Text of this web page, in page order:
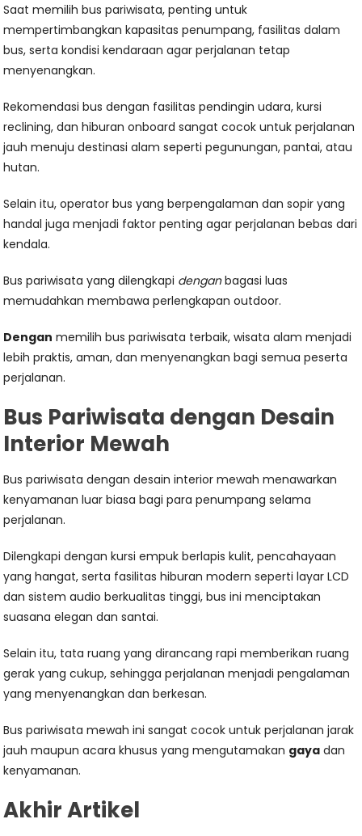
Saat memilih bus pariwisata, penting untuk
mempertimbangkan kapasitas penumpang, fasilitas dalam
bus, serta kondisi kendaraan agar perjalanan tetap
menyenangkan.
Rekomendasi bus dengan fasilitas pendingin udara, kursi
reclining, dan hiburan onboard sangat cocok untuk perjalanan
jauh menuju destinasi alam seperti pegunungan, pantai, atau
hutan.
Selain itu, operator bus yang berpengalaman dan sopir yang
handal juga menjadi faktor penting agar perjalanan bebas dari
kendala.
Bus pariwisata yang dilengkapi denganbagasi luas
memudahkan membawa perlengkapan outdoor.
Dengan memilih bus pariwisata terbaik, wisata alam menjadi
lebih praktis, aman, dan menyenangkan bagi semua peserta
perjalanan.
Bus Pariwisata dengan Desain
Interior Mewah
Bus pariwisata dengan desain interior mewah menawarkan
kenyamanan luar biasa bagi para penumpang selama
perjalanan.
Dilengkapi dengan kursi empuk berlapis kulit, pencahayaan
yang hangat, serta fasilitas hiburan modern seperti layar LCD
dan sistem audio berkualitas tinggi, bus ini menciptakan
suasana elegan dan santai.
Selain itu, tata ruang yang dirancang rapi memberikan ruang
gerak yang cukup, sehingga perjalanan menjadi pengalaman
yang menyenangkan dan berkesan.
Bus pariwisata mewah ini sangat cocok untuk perjalanan jarak
jauh maupun acara khusus yang mengutamakan gaya dan
kenyamanan.
Akhir Artikel